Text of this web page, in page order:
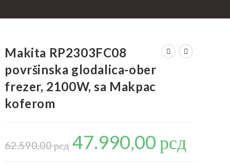
Makita RP2303FC08
površinska glodalica-ober
frezer, 2100W, sa Makpac
koferom
62.590,00рсд
Originalna
cena
47.990,00рсдje: